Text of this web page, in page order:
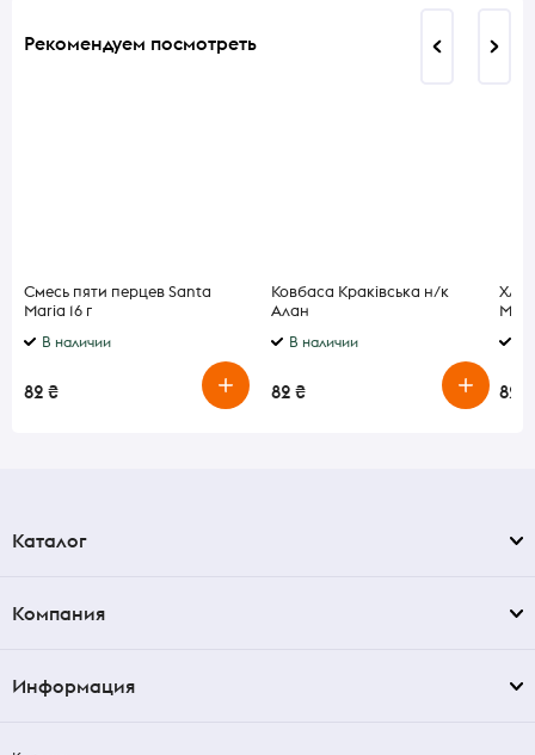
Рекомендуем посмотреть
Смесь пяти перцев Santa
Maria 16 г
В наличии
82 ₴
Ковбаса Краківська н/к
Алан
В наличии
82 ₴ 82 ₴
Каталог
Компания
Информация